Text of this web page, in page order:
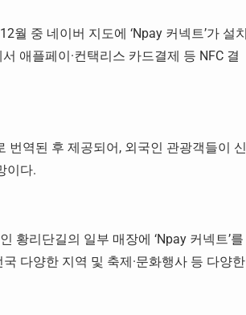
월 중 네이버 지도에 ‘Npay 커넥트’가 설
애플페이·컨택리스 카드결제 등 NFC 결
번역된 후 제공되어, 외국인 관광객들이 신
이다.
황리단길의 일부 매장에 ‘Npay 커넥트’를
국 다양한 지역 및 축제·문화행사 등 다양한